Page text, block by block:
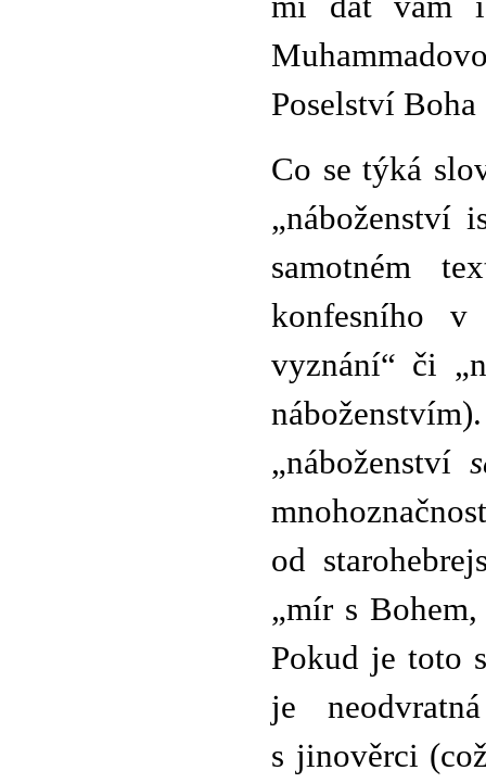
Poselství
Co se týká
„náboženství
samotném
konfesního v
vyznání“ či
„náboženství
od
„mír s
Pokud je toto
je
s jinověrci